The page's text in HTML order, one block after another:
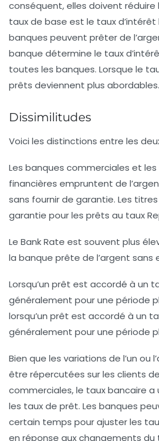
conséquent, elles doivent réduire
taux de base est le taux d’intérêt
banques peuvent prêter de
banque détermine le taux
toutes les banques. Lorsque le
prêts deviennent plus abordables.
Dissimilitudes
Voici les distinctions entre les
Les banques commerciales et
financières empruntent de
sans fournir de garantie. Les
garantie pour les prêts au taux
Le Bank Rate est souvent plus
la banque prête de l’argent sans
Lorsqu’un prêt est accordé à un
généralement pour une période
lorsqu’un prêt est accordé à un
généralement pour une période
Bien que les variations de l’un ou
être répercutées sur les clients
commerciales, le taux bancaire
les taux de prêt. Les banques
certain temps pour ajuster les
en réponse aux changements du